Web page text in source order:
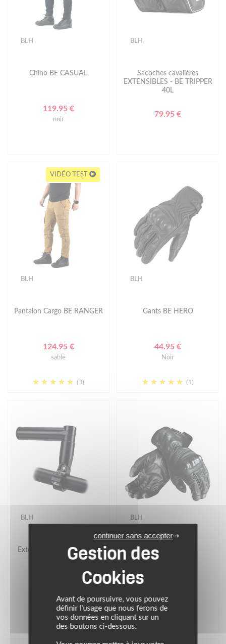
BLH
Chino BE CASUAL
119.95 €
noir
BLH
Sacoches cavalières
EXTENSIBLES - BE TRIPPER
40L
79.95 €
VIDÉO TEST
BLH
Pantalon Cargo BE RANGER
124.95 €
sable
(3)
BLH
Gants BE HERO
44.95 €
Noir
(1)
BLH
Extension de Guidon pour
support BLH
(1)
BLH
Gants BE COLD 2
Avant de poursuivre, vous pouvez
définir l’usage que nous ferons de
vos données en cliquant sur un
des boutons ci-dessous.
continuer sans accepter